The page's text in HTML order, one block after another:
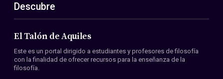
ES
EN
Acerca de nosotros
Miembros
Convenios
Descubre
El Talón de Aquiles
Este es un portal dirigido a estudiantes y profesores de filosofía
con la finalidad de ofrecer recursos para la enseñanza de la
filosofía.